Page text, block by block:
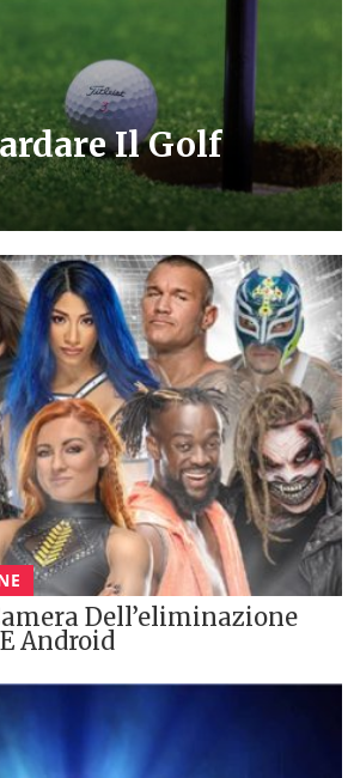
Il Golf
Dell’eliminazione
Android